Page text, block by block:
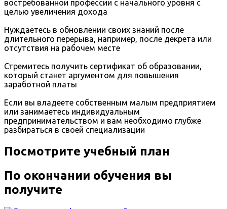
востребованной профессии с начального уровня с
целью увеличения дохода
Нуждаетесь в обновлении своих знаний после
длительного перерыва, например, после декрета или
отсутствия на рабочем месте
Стремитесь получить сертификат об образовании,
который станет аргументом для повышения
заработной платы
Если вы владеете собственным малым предприятием
или занимаетесь индивидуальным
предпринимательством и вам необходимо глубже
разбираться в своей специализации
Посмотрите учебный план
По окончании обучения вы
получите